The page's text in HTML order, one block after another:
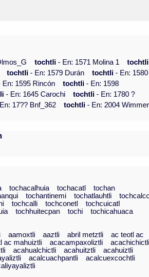
tochtli- En: 1571 Molina 1
tochtli
tochtli- En: 1579 Durán tochtli- En: 1580
En: 1595 Rincón tochtli- En: 1598
- En: 1645 Carochi tochtli- En: 1780 ?
17?? Bnf_362 tochtli- En: 2004 Wimmer
tochacalhuia tochacatl
tochan
tochantinemi tochatlauhtli
tochcalli tochconetl
tochcuicatl
tochhuitecpan tochi
tochicahuaca
aamoxtli aaztli abril metztli
ac teotl ac
ac mahuiztli acacampaxoliztli
acahualchictli acahuitztli
acahuiztli
acalcuachpantli
acalcuexcochtli